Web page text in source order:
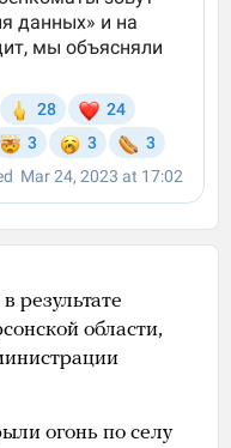
результате
области,
огонь по селу